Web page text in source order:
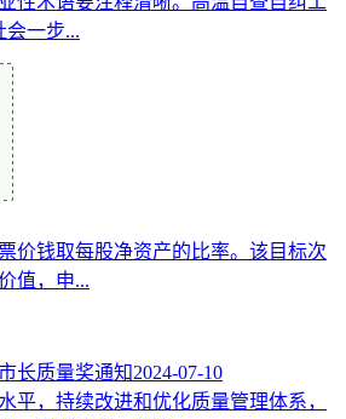
会一步...
价钱取每股净资产的比率。该目标次
值，申...
长质量奖通知2024-07-10
平，持续改进和优化质量管理体系，